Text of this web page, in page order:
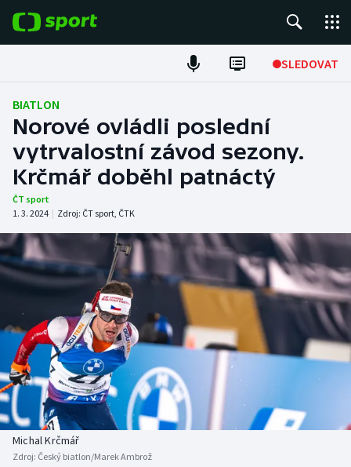
SLEDOVAT
Fotbal
Hokej
Tenis
Atletika
Cyklistika
DALŠÍ SPORTY
Americký fotbal
Baseball a softbal
Basketbal
Biatlon
NEPŘEHLÉDNĚTE
Soutěže
Historické návraty
Aplikace ČT sport
BIATLON
Norové ovládli poslední
vytrvalostní závod sezony.
Krčmář doběhl patnáctý
ČT sport
1. 3. 2024 | Zdroj: ČT sport, ČTK
Michal Krčmář
Zdroj: Český biatlon/Marek Ambrož